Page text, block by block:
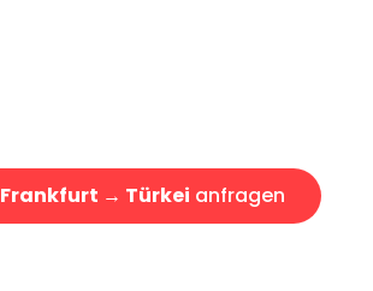
Frankfurt → Türkei anfragen